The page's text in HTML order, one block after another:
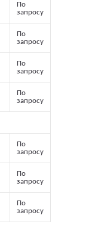
По
запросу
По
запросу
По
запросу
По
запросу
По
запросу
По
запросу
По
запросу